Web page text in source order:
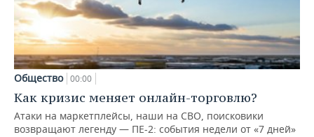
Общество 00:00
Как кризис меняет онлайн-торговлю?
Атаки на маркетплейсы, наши на СВО, поисковики
возвращают легенду — ПЕ-2: события недели от «7 дней»